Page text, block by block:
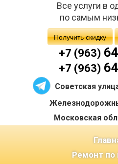
Все услуги в
по самым
Получить скидку
+7 (963)
+7 (963)
Советская
Московская
Ремонт по